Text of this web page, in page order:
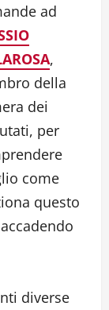
ad
,
della
dei
per
come
questo
diverse